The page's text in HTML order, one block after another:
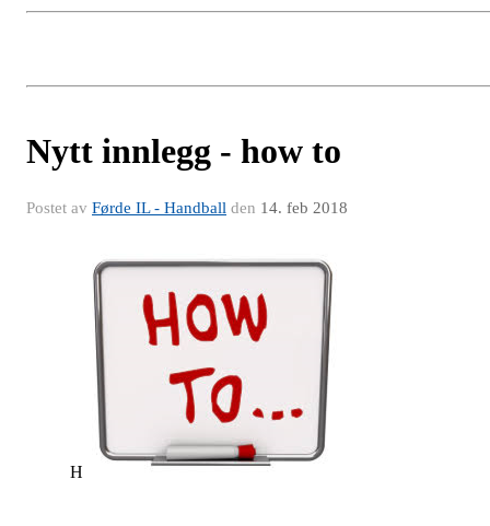
Nytt innlegg - how to
Postet av Førde IL - Handball den 14. feb 2018
H